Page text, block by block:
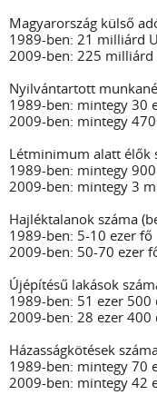
Magyarország külső
1989-ben: 21 milliárd
2009-ben: 225 milliárd
Nyilvántartott
1989-ben: mintegy 30
2009-ben: mintegy
Létminimum alatt élők
1989-ben: mintegy
2009-ben: mintegy 3
Hajléktalanok száma
1989-ben: 5-10 ezer fő
2009-ben: 50-70 ezer
Újépítésű lakások
1989-ben: 51 ezer 500
2009-ben: 28 ezer 400
Házasságkötések
1989-ben: mintegy 70
2009-ben: mintegy 42